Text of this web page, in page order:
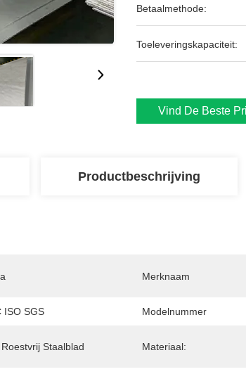
Betaalmethode:
Toeleveringskapaciteit:
Vind De Beste
Productbeschrijving
Merknaam
ISO SGS Modelnummer
Staalblad Materiaal: